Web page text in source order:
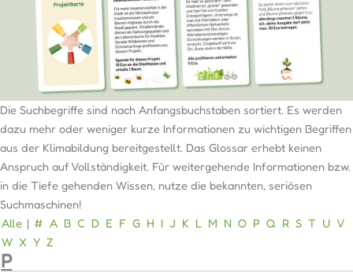
Die Suchbegriffe sind nach Anfangsbuchstaben sortiert. Es werden
dazu mehr oder weniger kurze Informationen zu wichtigen Begriffen
aus der Klimabildung bereitgestellt. Das Glossar erhebt keinen
Anspruch auf Vollständigkeit. Für weitergehende Informationen bzw.
in die Tiefe gehenden Wissen, nutze die bekannten, seriösen
Suchmaschinen!
Alle | # A B C D E F G H I J K L M N O P Q R S T U V
W X Y Z
P